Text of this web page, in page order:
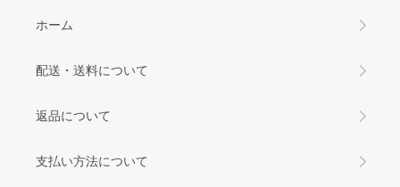
ホーム
配送・送料について
返品について
支払い方法について